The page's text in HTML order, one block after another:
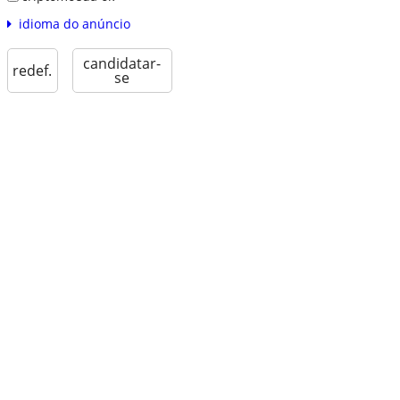
idioma do anúncio
redef. candidatar-
se